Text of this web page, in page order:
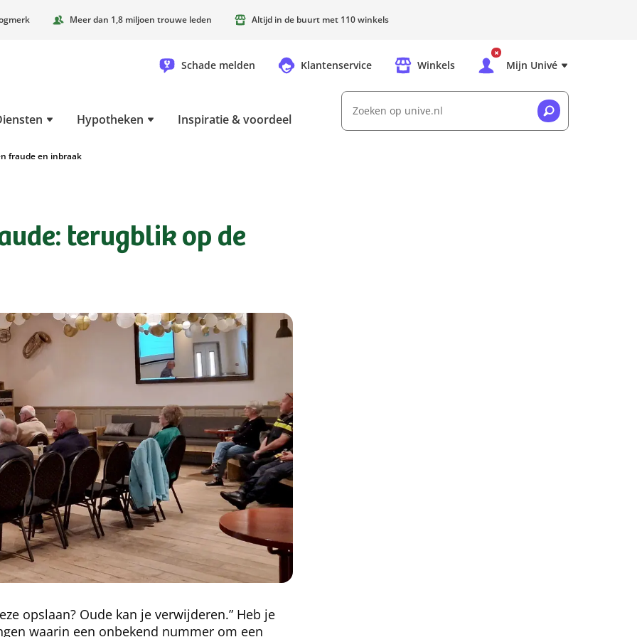
Meer dan 1,8 miljoen trouwe leden Altijd in de buurt met 110 winkels
Schade melden Klantenservice Winkels Mijn Univé
Hypotheken Inspiratie & voordeel
Zoeken op unive.nl
fraude en inbraak
terugblik op de
opslaan? Oude kan je verwijderen.” Heb je
waarin een onbekend nummer om een